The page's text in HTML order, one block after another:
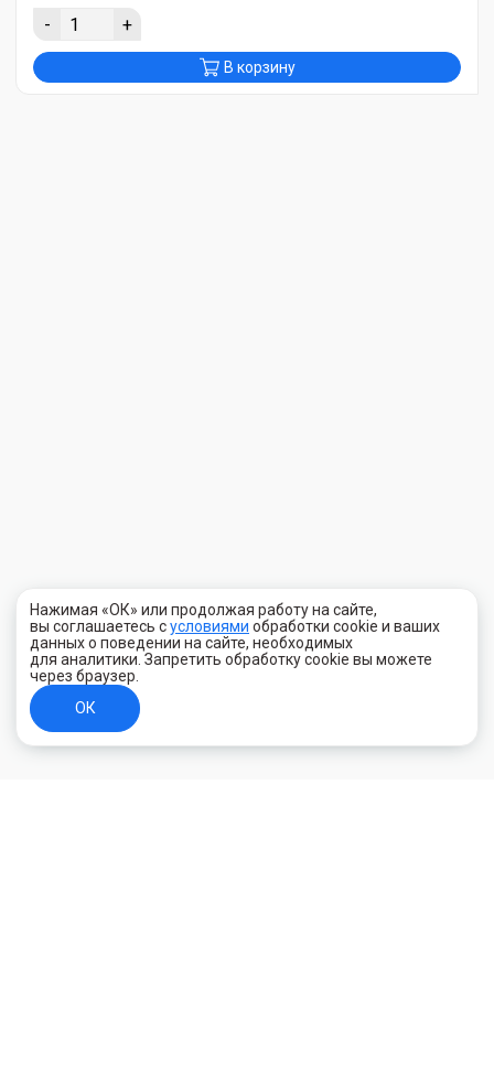
- +
В корзину
Нажимая «ОК» или продолжая работу на сайте,
вы соглашаетесь сусловиями обработки cookie и ваших
данных о поведении на сайте, необходимых
для аналитики. Запретить обработку cookie вы можете
через браузер.
ОК